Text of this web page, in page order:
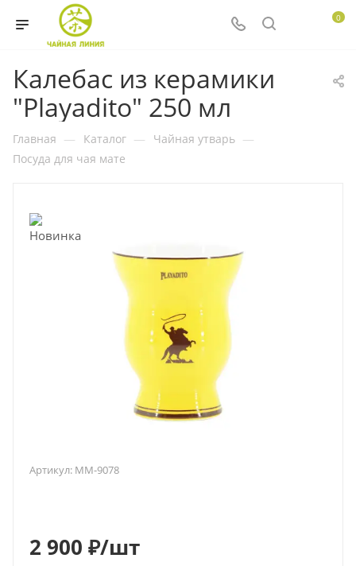
0
Калебас из керамики
"Playadito" 250 мл
Главная — Каталог — Чайная утварь —
Посуда для чая мате
Артикул: MM-9078
2 900 ₽/шт